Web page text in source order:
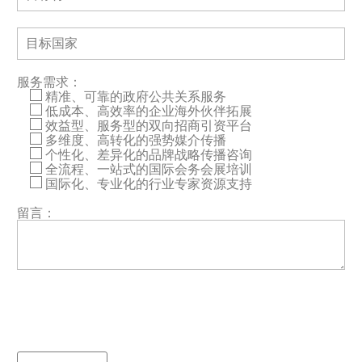
服务需求：
精准、可靠的政府公共关系服务
低成本、高效率的企业海外伙伴拓展
效益型、服务型的双向招商引资平台
多维度、高转化的强势媒介传播
个性化、差异化的品牌战略传播咨询
全流程、一站式的国际会务会展培训
国际化、专业化的行业专家资源支持
留言：